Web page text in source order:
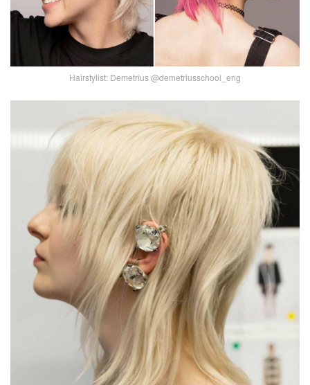
Hairstylist: Demetrius @demetriusschool_eng